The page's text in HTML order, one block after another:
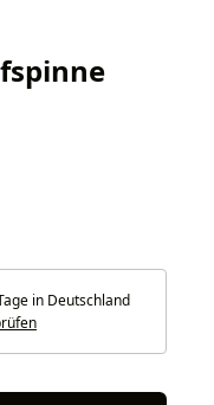
in Deutschland